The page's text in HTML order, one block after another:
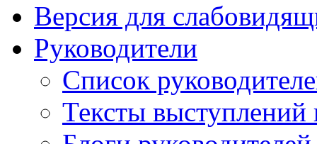
Версия для
Руководители
Список
Тексты выступлений